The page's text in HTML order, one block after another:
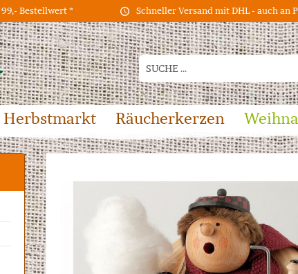
Bestellwert * Schneller Versand mit DHL - auch an
Herbstmarkt Räucherkerzen